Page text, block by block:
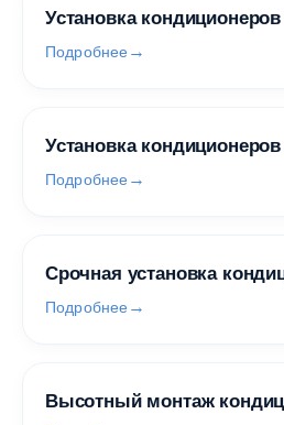
Установка
Подробнее
Установка
Подробнее
Срочная установка
Подробнее
Высотный монтаж